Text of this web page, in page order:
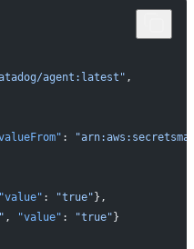
agent:latest" ,
:
"value" : "true" },
, "value" : "true" }